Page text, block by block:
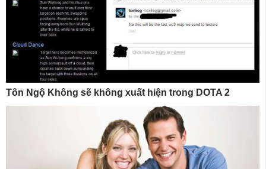
Tôn Ngộ Không sẽ không xuất hiện trong DOTA 2